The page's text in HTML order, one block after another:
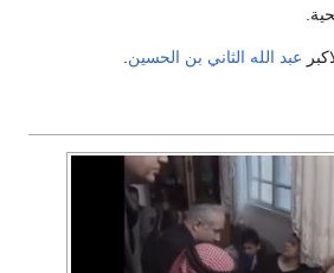
عبد الله الثاني بن الحسين